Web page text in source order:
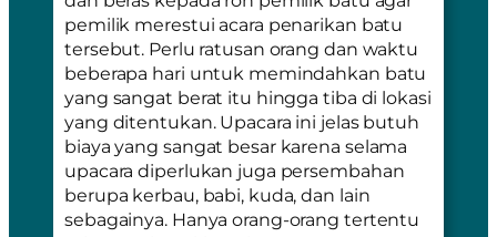
pemilik merestui acara penarikan batu
tersebut. Perlu ratusan orang dan waktu
beberapa hari untuk memindahkan batu
yang sangat berat itu hingga tiba di lokasi
yang ditentukan. Upacara ini jelas butuh
biaya yang sangat besar karena selama
upacara diperlukan juga persembahan
berupa kerbau, babi, kuda, dan lain
sebagainya. Hanya orang-orang tertentu